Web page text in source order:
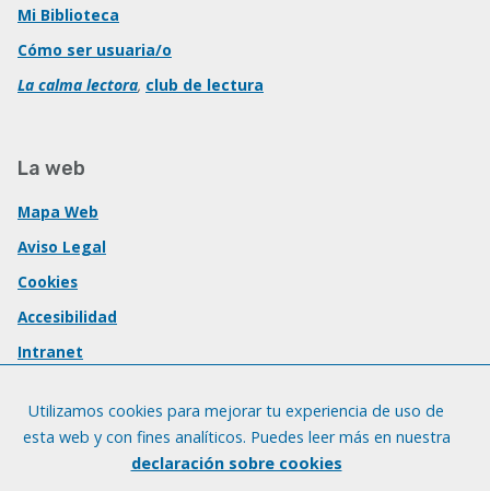
Mi Biblioteca
Cómo ser usuaria/o
La calma lectora, club de lectura
La web
Mapa Web
Aviso Legal
Cookies
Accesibilidad
Intranet
Utilizamos cookies para mejorar tu experiencia de uso de
esta web y con fines analíticos. Puedes leer más en nuestra
declaración sobre cookies